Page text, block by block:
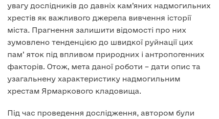
увагу дослідників до давніх кам’яних надмогильних
хрестів як важливого джерела вивчення історії
міста. Прагнення залишити відомості про них
зумовлено тенденцією до швидкої руйнації цих
пам’ яток під впливом природних і антропогенних
факторів. Отож, мета даної роботи – дати опис та
узагальнену характеристику надмогильним
хрестам Ярмаркового кладовища.
Під час проведення дослідження, автором були